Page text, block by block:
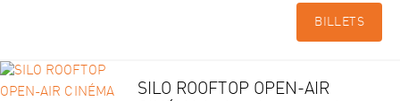
BILLETS
SILO ROOFTOP OPEN-AIR